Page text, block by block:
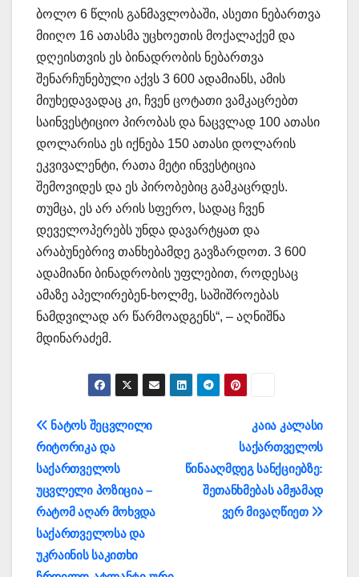
ბოლო 6 წლის განმავლობაში, ასეთი ნებართვა
მიიღო 16 ათასმა უცხოეთის მოქალაქემ და
დღეისთვის ეს ბინადრობის ნებართვა
შენარჩუნებული აქვს 3 600 ადამიანს, ამის
მიუხედავადაც კი, ჩვენ ცოტათი ვამკაცრებთ
საინვესტიციო პირობას და ნაცვლად 100 ათასი
დოლარისა ეს იქნება 150 ათასი დოლარის
ეკვივალენტი, რათა მეტი ინვესტიცია
შემოვიდეს და ეს პირობებიც გამკაცრდეს.
თუმცა, ეს არ არის სფერო, სადაც ჩვენ
დეველოპერებს უნდა დავარტყათ და
არაბუნებრივ თანხებამდე გავზარდოთ. 3 600
ადამიანი ბინადრობის უფლებით, როდესაც
ამაზე აპელირებენ-ხოლმე, საშიშროებას
ნამდვილად არ წარმოადგენს“, – აღნიშნა
მდინარაძემ.
პოსტის
ნავიგაცია
კაია კალასი
საქართველოს
წინააღმდეგ სანქციებზე:
შეთანხმებას ამჟამად
ვერ მივაღწიეთ
ნატოს შეცვლილი
რიტორიკა და
საქართველოს
უცვლელი პოზიცია –
რატომ აღარ მოხვდა
საქართველოსა და
უკრაინის საკითხი